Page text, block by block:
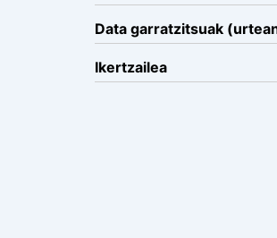
Data garratzitsuak
Ikertzailea